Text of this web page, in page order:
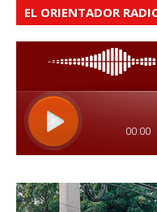
EL ORIENTADOR